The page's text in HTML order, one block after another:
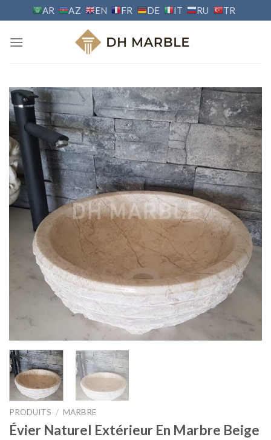
to
content
AR AZ EN FR DE IT RU TR
PRODUITS / MARBRE
Évier Naturel Extérieur En Marbre Beige